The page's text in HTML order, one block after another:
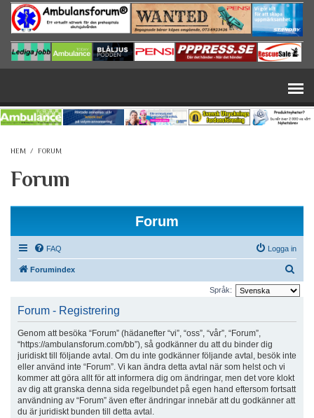
Hoppa till huvudinnehåll
HEM / FORUM
Forum